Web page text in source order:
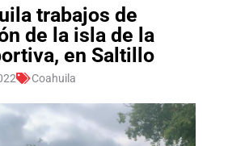
trabajos de
de la isla de la
en Saltillo
Coahuila